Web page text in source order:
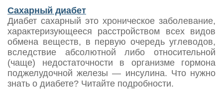
Сахарный диабет
Диабет сахарный это хроническое заболевание,
характеризующееся расстройством всех видов
обмена веществ, в первую очередь углеводов,
вследствие абсолютной либо относительной
(чаще) недостаточности в организме гормона
поджелудочной железы — инсулина. Что нужно
знать о диабете? Читайте подробности.